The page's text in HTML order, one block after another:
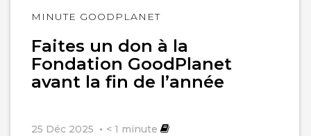
MINUTE GOODPLANET
Faites un don à la
Fondation GoodPlanet
avant la fin de l’année
25 Déc 2025 < 1 minute
Lire